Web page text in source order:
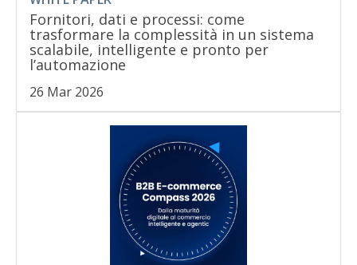
Fornitori, dati e processi: come
trasformare la complessità in un sistema
scalabile, intelligente e pronto per
l’automazione
26 Mar 2026